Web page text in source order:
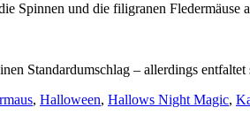
Spinnen und die filigranen
Standardumschlag – allerdings
, Halloween, Hallows Night Magic,